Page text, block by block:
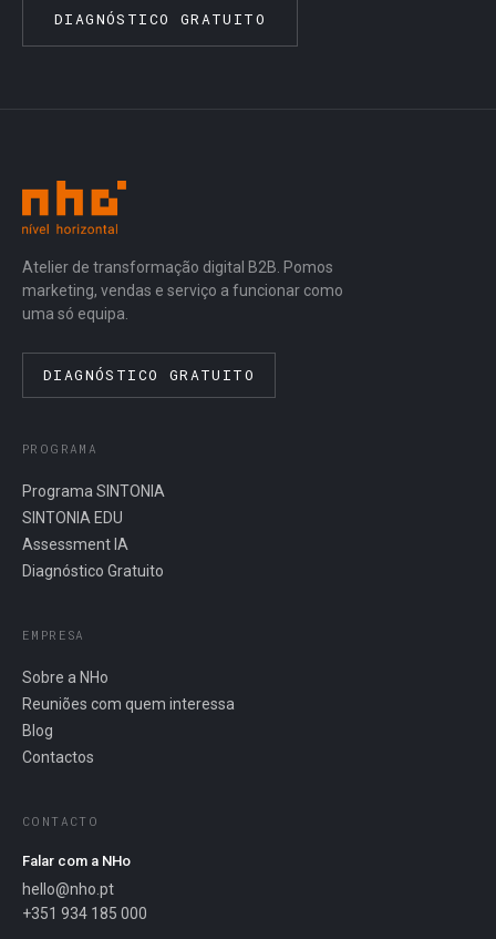
DIAGNÓSTICO GRATUITO
Atelier de transformação digital B2B. Pomos
marketing, vendas e serviço a funcionar como
uma só equipa.
DIAGNÓSTICO GRATUITO
PROGRAMA
Programa SINTONIA
SINTONIA EDU
Assessment IA
Diagnóstico Gratuito
EMPRESA
Sobre a NHo
Reuniões com quem interessa
Blog
Contactos
CONTACTO
Falar com a NHo
hello@nho.pt
+351 934 185 000